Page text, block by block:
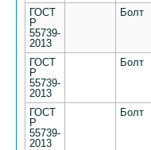
ГОСТ
Р
55739-
2013
Болт
ГОСТ
Р
55739-
2013
Болт
ГОСТ
Р
55739-
2013
Болт